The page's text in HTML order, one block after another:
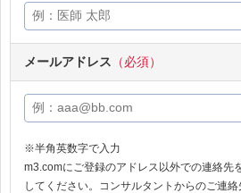
メールアドレス （必須）
※半角英数字で入力
m3.comにご登録のアドレス以外での連絡先
してください。コンサルタントからのご連